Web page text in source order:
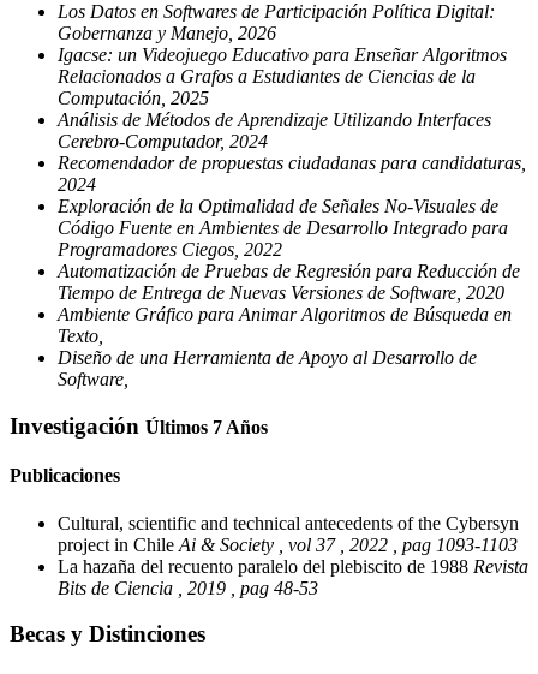
Los Datos en Softwares de Participación Política Digital:
Gobernanza y Manejo, 2026
Igacse: un Videojuego Educativo para Enseñar Algoritmos
Relacionados a Grafos a Estudiantes de Ciencias de la
Computación, 2025
Análisis de Métodos de Aprendizaje Utilizando Interfaces
Cerebro-Computador, 2024
Recomendador de propuestas ciudadanas para candidaturas,
2024
Exploración de la Optimalidad de Señales No-Visuales de
Código Fuente en Ambientes de Desarrollo Integrado para
Programadores Ciegos, 2022
Automatización de Pruebas de Regresión para Reducción de
Tiempo de Entrega de Nuevas Versiones de Software, 2020
Ambiente Gráfico para Animar Algoritmos de Búsqueda en
Texto,
Diseño de una Herramienta de Apoyo al Desarrollo de
Software,
Investigación Últimos 7 Años
Publicaciones
Cultural, scientific and technical antecedents of the Cybersyn
project in Chile Ai & Society , vol 37 , 2022 , pag 1093-1103
La hazaña del recuento paralelo del plebiscito de 1988 Revista
Bits de Ciencia , 2019 , pag 48-53
Becas y Distinciones